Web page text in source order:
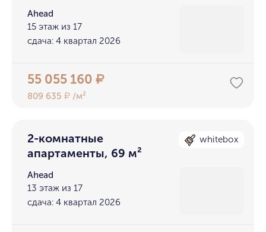
Ahead
15 этаж из 17
сдача: 4 квартал 2026
55 055 160₽
809 635₽ /м²
2-комнатные
апартаменты, 69 м²
whitebox
Ahead
13 этаж из 17
сдача: 4 квартал 2026